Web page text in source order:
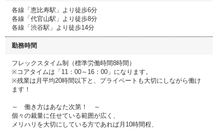
各線「恵比寿駅」より徒歩6分
各線「代官山駅」より徒歩8分
各線「渋谷駅」より徒歩14分
勤務時間
フレックスタイム制（標準労働時間8時間）
※コアタイムは「11：00～16：00」になります。
※残業は月平均20時間以下と、プライベートも大切にしながら働け
ます！
～ 働き方はあなた次第！ ～
個々の裁量に任せている範囲が広く、
メリハリを大切にしている方であれば月10時間程、